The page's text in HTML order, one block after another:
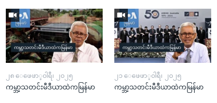
၂၈ ေဖေဖာ္၀ါရီ၊ ၂၀၂၅
ကမ္ဘာ့သတင်းမီဒီယာထဲကမြန်မာ
၂၁ ေဖေဖာ္၀ါရီ၊ ၂၀၂၅
ကမ္ဘာ့သတင်းမီဒီယာထဲကမြန်မာ